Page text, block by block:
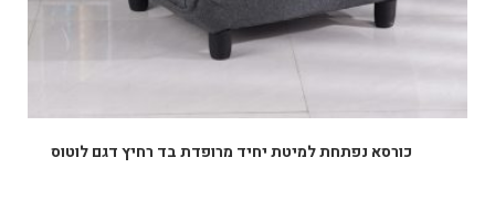
כורסא נפתחת למיטת יחיד מרופדת בד רחיץ דגם לוטוס